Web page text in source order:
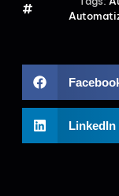
LinkedIn